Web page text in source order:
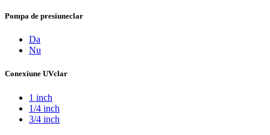
Pompa de presiuneclar
Da
Nu
Conexiune UVclar
1 inch
1/4 inch
3/4 inch